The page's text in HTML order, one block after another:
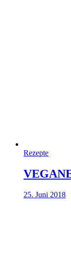
Rezepte
25. Juni 2018